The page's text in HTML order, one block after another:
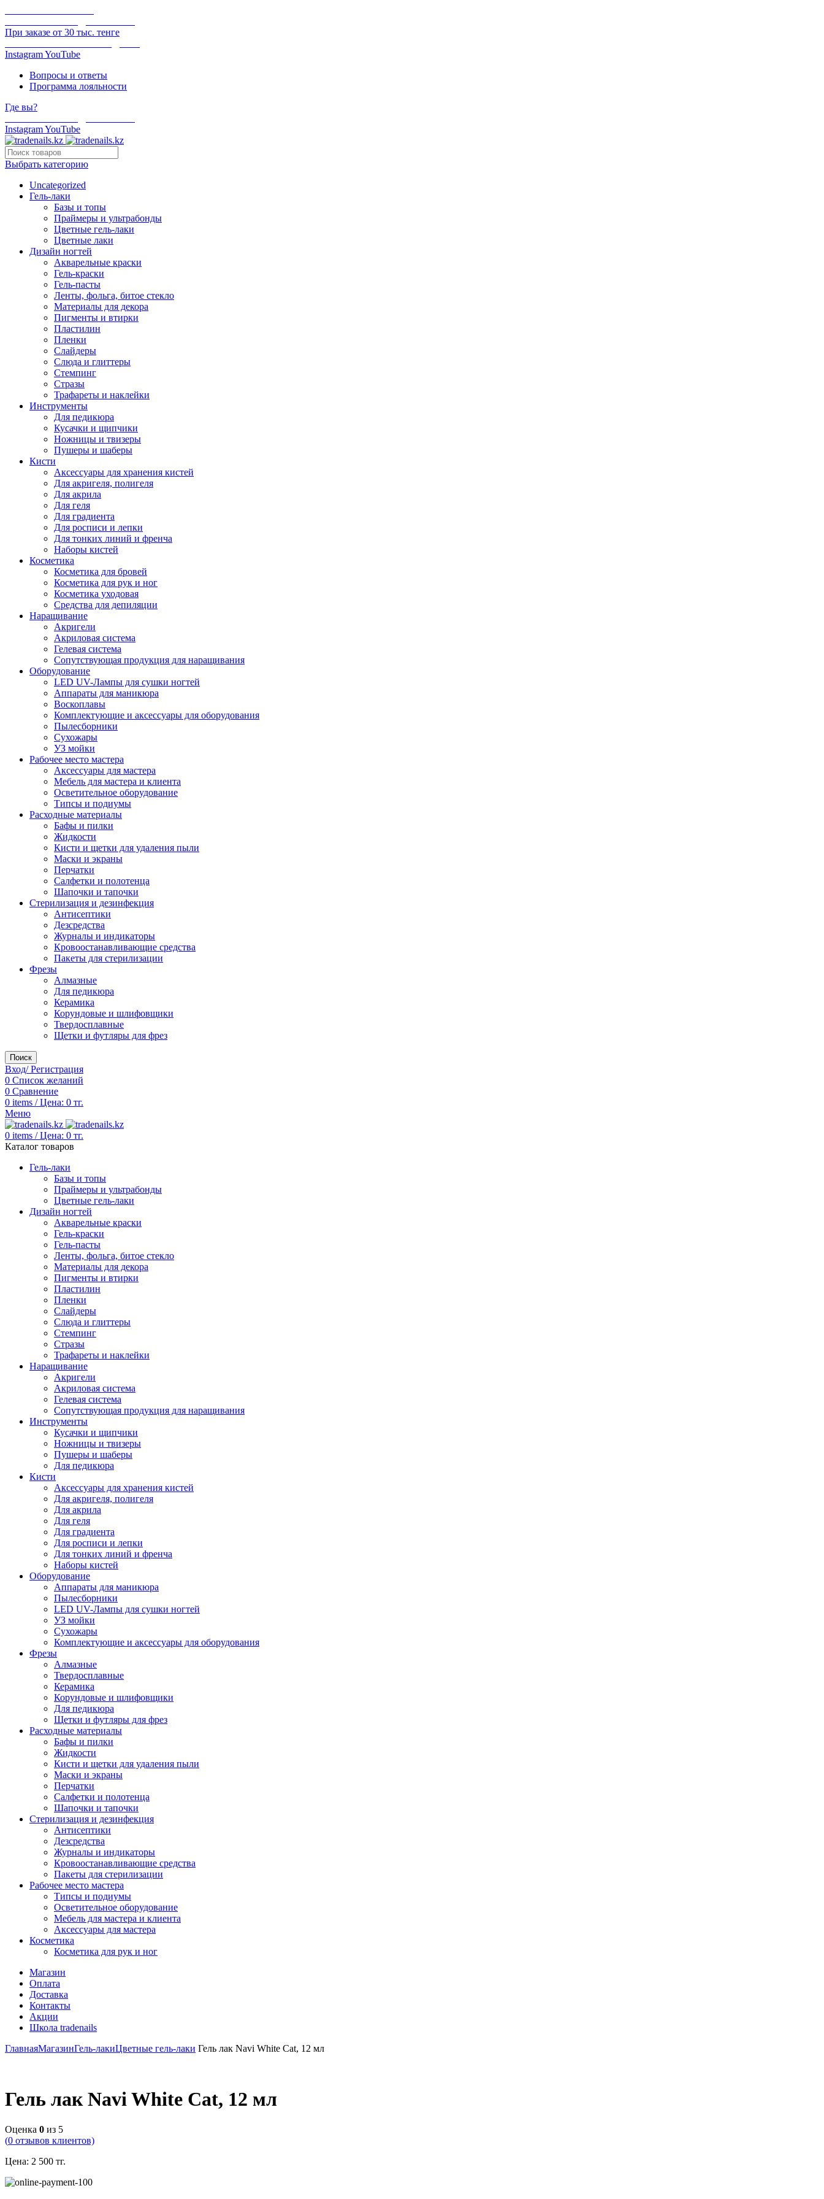
При заказе от 30 тыс. тенге
InstagramYouTube
Вопросы и ответы
Программа лояльности
Где вы?
InstagramYouTube
Выбрать категорию
Uncategorized
Гель-лаки
Базы и топы
Праймеры и ультрабонды
Цветные гель-лаки
Цветные лаки
Дизайн ногтей
Акварельные краски
Гель-краски
Гель-пасты
Ленты, фольга, битое стекло
Материалы для декора
Пигменты и втирки
Пластилин
Пленки
Слайдеры
Слюда и глиттеры
Стемпинг
Стразы
Трафареты и наклейки
Инструменты
Для педикюра
Кусачки и щипчики
Ножницы и твизеры
Пушеры и шаберы
Кисти
Аксессуары для хранения кистей
Для акригеля, полигеля
Для акрила
Для геля
Для градиента
Для росписи и лепки
Для тонких линий и френча
Наборы кистей
Косметика
Косметика для бровей
Косметика для рук и ног
Косметика уходовая
Средства для депиляции
Наращивание
Акригели
Акриловая система
Гелевая система
Сопутствующая продукция для наращивания
Оборудование
LED UV-Лампы для сушки ногтей
Аппараты для маникюра
Воскоплавы
Комплектующие и аксессуары для оборудования
Пылесборники
Сухожары
УЗ мойки
Рабочее место мастера
Аксессуары для мастера
Мебель для мастера и клиента
Осветительное оборудование
Типсы и подиумы
Расходные материалы
Бафы и пилки
Жидкости
Кисти и щетки для удаления пыли
Маски и экраны
Перчатки
Салфетки и полотенца
Шапочки и тапочки
Стерилизация и дезинфекция
Антисептики
Дезсредства
Журналы и индикаторы
Кровоостанавливающие средства
Пакеты для стерилизации
Фрезы
Алмазные
Для педикюра
Керамика
Корундовые и шлифовщики
Твердосплавные
Щетки и футляры для фрез
Поиск
Вход/ Регистрация
0 Список желаний
0 Сравнение
0 items / Цена: 0 тг.
Меню
0 items / Цена: 0 тг.
Каталог товаров
Гель-лаки
Базы и топы
Праймеры и ультрабонды
Цветные гель-лаки
Дизайн ногтей
Акварельные краски
Гель-краски
Гель-пасты
Ленты, фольга, битое стекло
Материалы для декора
Пигменты и втирки
Пластилин
Пленки
Слайдеры
Слюда и глиттеры
Стемпинг
Стразы
Трафареты и наклейки
Наращивание
Акригели
Акриловая система
Гелевая система
Сопутствующая продукция для наращивания
Инструменты
Кусачки и щипчики
Ножницы и твизеры
Пушеры и шаберы
Для педикюра
Кисти
Аксессуары для хранения кистей
Для акригеля, полигеля
Для акрила
Для геля
Для градиента
Для росписи и лепки
Для тонких линий и френча
Наборы кистей
Оборудование
Аппараты для маникюра
Пылесборники
LED UV-Лампы для сушки ногтей
УЗ мойки
Сухожары
Комплектующие и аксессуары для оборудования
Фрезы
Алмазные
Твердосплавные
Керамика
Корундовые и шлифовщики
Для педикюра
Щетки и футляры для фрез
Расходные материалы
Бафы и пилки
Жидкости
Кисти и щетки для удаления пыли
Маски и экраны
Перчатки
Салфетки и полотенца
Шапочки и тапочки
Стерилизация и дезинфекция
Антисептики
Дезсредства
Журналы и индикаторы
Кровоостанавливающие средства
Пакеты для стерилизации
Рабочее место мастера
Типсы и подиумы
Осветительное оборудование
Мебель для мастера и клиента
Аксессуары для мастера
Косметика
Косметика для рук и ног
Магазин
Оплата
Доставка
Контакты
Акции
Школа tradenails
ГлавнаяМагазинГель-лакиЦветные гель-лаки Гель лак Navi White Cat, 12 мл
Гель лак Navi White Cat, 12 мл
Оценка 0 из 5
(0 отзывов клиентов)
Цена: 2 500 тг.